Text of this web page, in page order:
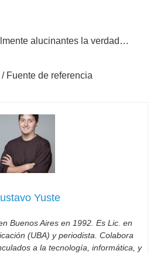
alucinantes la verdad…
/ Fuente de referencia
Yuste
Buenos Aires en 1992. Es Lic. en
(UBA) y periodista. Colabora
a la tecnología, informática, y